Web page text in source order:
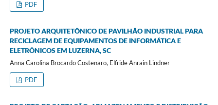
PDF
PROJETO ARQUITETÔNICO DE PAVILHÃO INDUSTRIAL PARA
RECICLAGEM DE EQUIPAMENTOS DE INFORMÁTICA E
ELETRÔNICOS EM LUZERNA, SC
Anna Carolina Brocardo Costenaro, Elfride Anrain Lindner
PDF